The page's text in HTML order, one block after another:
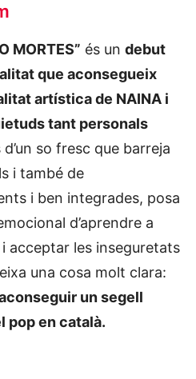
MORTES” és un debut
que aconsegueix
artística de NAINA i
tant personals
so fresc que barreja
i també de
i ben integrades, posa
d’aprendre a
acceptar les inseguretats
una cosa molt clara:
un segell
pop en català.